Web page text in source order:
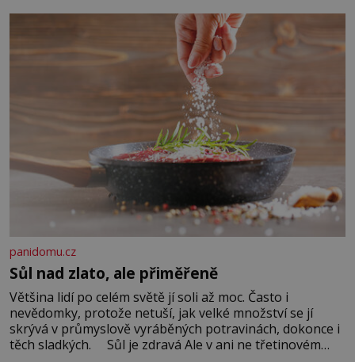
Když se ke mně doneslo, že si manžel pořídil milenku,
panidomu.cz
Sůl nad zlato, ale přiměřeně
Většina lidí po celém světě jí soli až moc. Často i
nevědomky, protože netuší, jak velké množství se jí
skrývá v průmyslově vyráběných potravinách, dokonce i
těch sladkých. Sůl je zdravá Ale v ani ne třetinovém